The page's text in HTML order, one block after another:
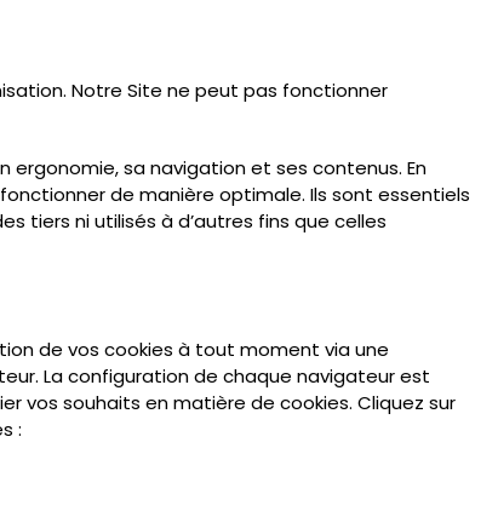
Notre Site ne peut pas fonctionner
sa navigation et ses contenus. En
de manière optimale. Ils sont essentiels
tiers ni utilisés à d’autres fins que celles
de vos cookies à tout moment via une
La configuration de chaque navigateur est
vos souhaits en matière de cookies. Cliquez sur
: